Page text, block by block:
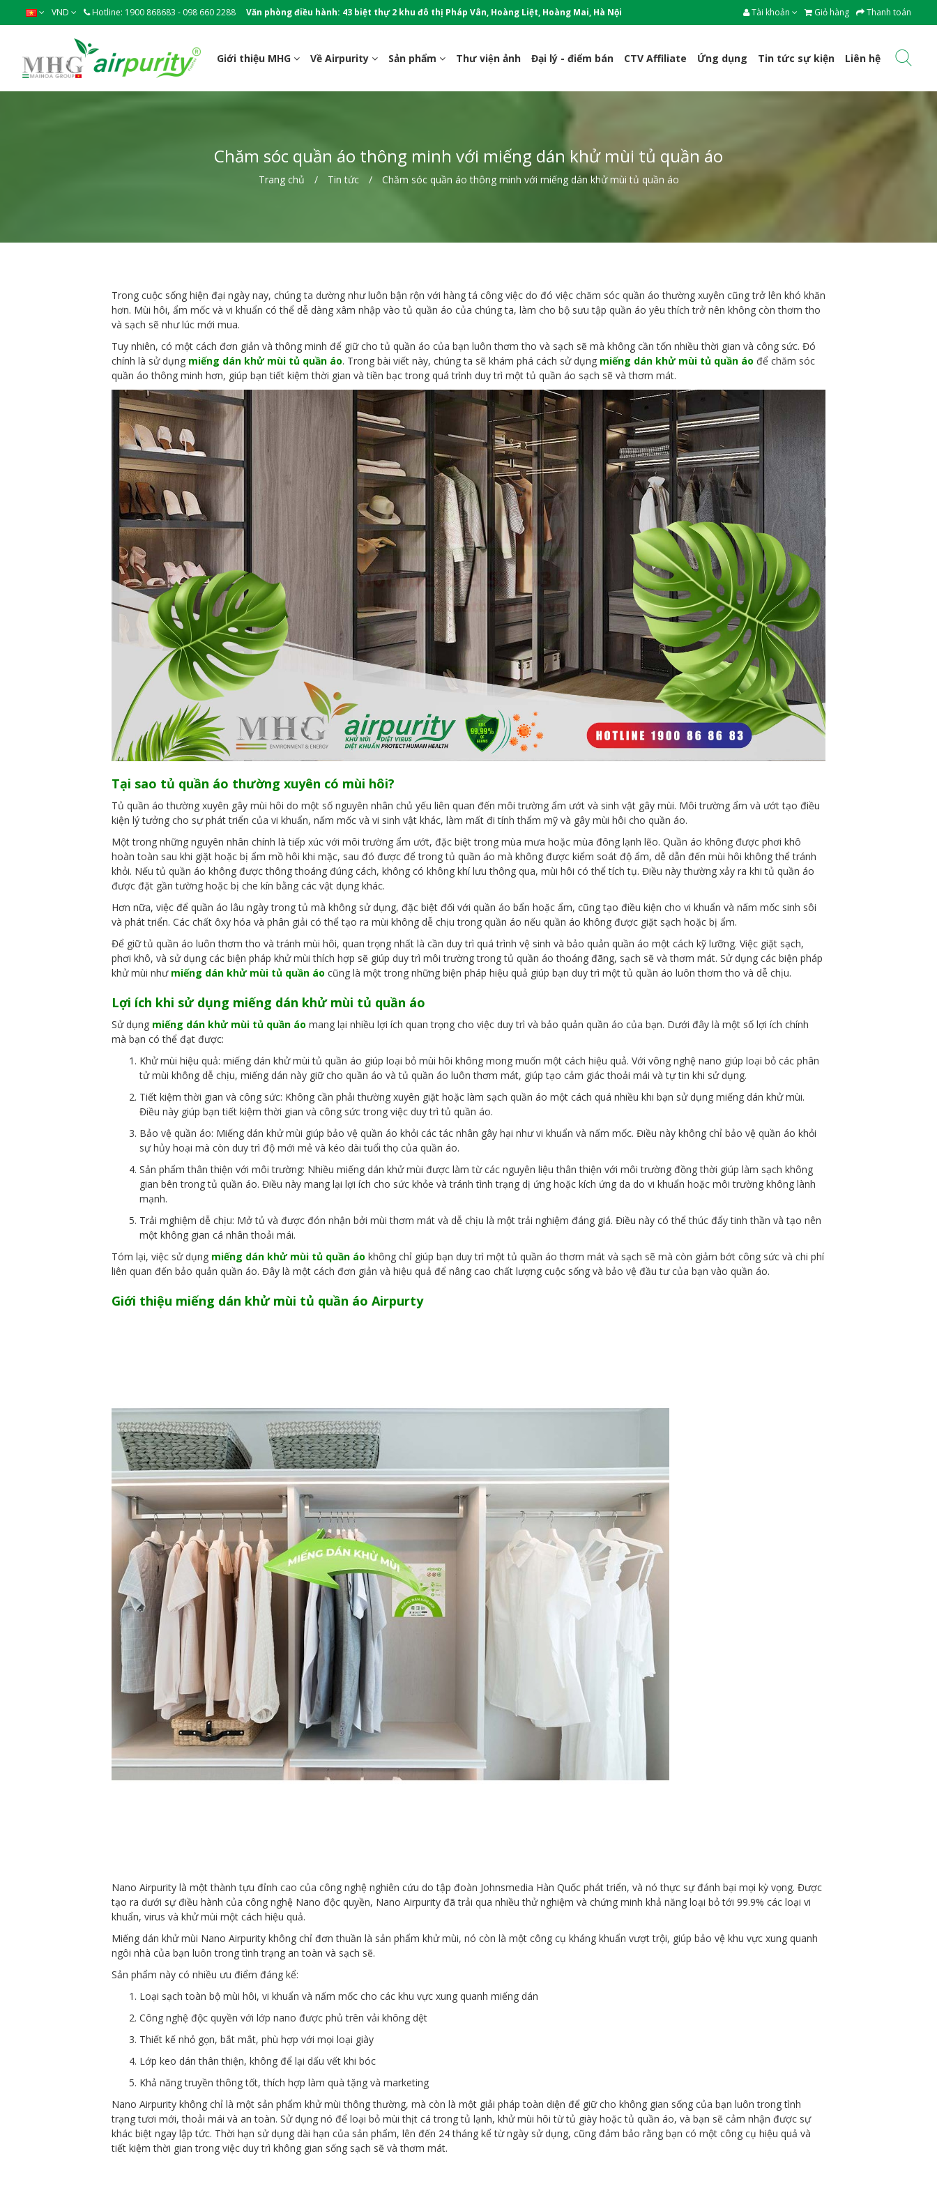
VND Hotline: 1900 868683 - 098 660 2288 Văn phòng điều hành: 43 biệt thự 2 khu đô thị Pháp Vân, Hoàng Liệt, Hoàng Mai, Hà Nội Tài khoản Giỏ hàng Thanh toán
Giới thiệu MHG Về Airpurity Sản phẩm Thư viện ảnh Đại lý - điểm bán CTV Affiliate Ứng dụng Tin tức sự kiện Liên hệ
Chăm sóc quần áo thông minh với miếng dán khử mùi tủ quần áo
Trang chủ Tin tức Chăm sóc quần áo thông minh với miếng dán khử mùi tủ quần áo
Trong cuộc sống hiện đại ngày nay, chúng ta dường như luôn bận rộn với hàng tá công việc do đó việc chăm sóc quần áo thường xuyên cũng trở lên khó khăn
hơn. Mùi hôi, ẩm mốc và vi khuẩn có thể dễ dàng xâm nhập vào tủ quần áo của chúng ta, làm cho bộ sưu tập quần áo yêu thích trở nên không còn thơm tho
và sạch sẽ như lúc mới mua.
Tuy nhiên, có một cách đơn giản và thông minh để giữ cho tủ quần áo của bạn luôn thơm tho và sạch sẽ mà không cần tốn nhiều thời gian và công sức. Đó
chính là sử dụng miếng dán khử mùi tủ quần áo. Trong bài viết này, chúng ta sẽ khám phá cách sử dụng miếng dán khử mùi tủ quần áo để chăm sóc
quần áo thông minh hơn, giúp bạn tiết kiệm thời gian và tiền bạc trong quá trình duy trì một tủ quần áo sạch sẽ và thơm mát.
Tại sao tủ quần áo thường xuyên có mùi hôi?
Tủ quần áo thường xuyên gây mùi hôi do một số nguyên nhân chủ yếu liên quan đến môi trường ẩm ướt và sinh vật gây mùi. Môi trường ẩm và ướt tạo điều
kiện lý tưởng cho sự phát triển của vi khuẩn, nấm mốc và vi sinh vật khác, làm mất đi tính thẩm mỹ và gây mùi hôi cho quần áo.
Một trong những nguyên nhân chính là tiếp xúc với môi trường ẩm ướt, đặc biệt trong mùa mưa hoặc mùa đông lạnh lẽo. Quần áo không được phơi khô
hoàn toàn sau khi giặt hoặc bị ẩm mồ hôi khi mặc, sau đó được để trong tủ quần áo mà không được kiểm soát độ ẩm, dễ dẫn đến mùi hôi không thể tránh
khỏi. Nếu tủ quần áo không được thông thoáng đúng cách, không có không khí lưu thông qua, mùi hôi có thể tích tụ. Điều này thường xảy ra khi tủ quần áo
được đặt gần tường hoặc bị che kín bằng các vật dụng khác.
Hơn nữa, việc để quần áo lâu ngày trong tủ mà không sử dụng, đặc biệt đối với quần áo bẩn hoặc ẩm, cũng tạo điều kiện cho vi khuẩn và nấm mốc sinh sôi
và phát triển. Các chất ôxy hóa và phân giải có thể tạo ra mùi không dễ chịu trong quần áo nếu quần áo không được giặt sạch hoặc bị ẩm.
Để giữ tủ quần áo luôn thơm tho và tránh mùi hôi, quan trọng nhất là cần duy trì quá trình vệ sinh và bảo quản quần áo một cách kỹ lưỡng. Việc giặt sạch,
phơi khô, và sử dụng các biện pháp khử mùi thích hợp sẽ giúp duy trì môi trường trong tủ quần áo thoáng đãng, sạch sẽ và thơm mát. Sử dụng các biện pháp
khử mùi như miếng dán khử mùi tủ quần áo cũng là một trong những biện pháp hiệu quả giúp bạn duy trì một tủ quần áo luôn thơm tho và dễ chịu.
Lợi ích khi sử dụng miếng dán khử mùi tủ quần áo
Sử dụng miếng dán khử mùi tủ quần áo mang lại nhiều lợi ích quan trọng cho việc duy trì và bảo quản quần áo của bạn. Dưới đây là một số lợi ích chính
mà bạn có thể đạt được:
Khử mùi hiệu quả: miếng dán khử mùi tủ quần áo giúp loại bỏ mùi hôi không mong muốn một cách hiệu quả. Với vông nghệ nano giúp loại bỏ các phân
tử mùi không dễ chịu, miếng dán này giữ cho quần áo và tủ quần áo luôn thơm mát, giúp tạo cảm giác thoải mái và tự tin khi sử dụng.
Tiết kiệm thời gian và công sức: Không cần phải thường xuyên giặt hoặc làm sạch quần áo một cách quá nhiều khi bạn sử dụng miếng dán khử mùi.
Điều này giúp bạn tiết kiệm thời gian và công sức trong việc duy trì tủ quần áo.
Bảo vệ quần áo: Miếng dán khử mùi giúp bảo vệ quần áo khỏi các tác nhân gây hại như vi khuẩn và nấm mốc. Điều này không chỉ bảo vệ quần áo khỏi
sự hủy hoại mà còn duy trì độ mới mẻ và kéo dài tuổi thọ của quần áo.
Sản phẩm thân thiện với môi trường: Nhiều miếng dán khử mùi được làm từ các nguyên liệu thân thiện với môi trường đồng thời giúp làm sạch không
gian bên trong tủ quần áo. Điều này mang lại lợi ích cho sức khỏe và tránh tình trạng dị ứng hoặc kích ứng da do vi khuẩn hoặc môi trường không lành
mạnh.
Trải mghiệm dễ chịu: Mở tủ và được đón nhận bởi mùi thơm mát và dễ chịu là một trải nghiệm đáng giá. Điều này có thể thúc đẩy tinh thần và tạo nên
một không gian cá nhân thoải mái.
Tóm lại, việc sử dụng miếng dán khử mùi tủ quần áo không chỉ giúp bạn duy trì một tủ quần áo thơm mát và sạch sẽ mà còn giảm bớt công sức và chi phí
liên quan đến bảo quản quần áo. Đây là một cách đơn giản và hiệu quả để nâng cao chất lượng cuộc sống và bảo vệ đầu tư của bạn vào quần áo.
Giới thiệu miếng dán khử mùi tủ quần áo Airpurty
Nano Airpurity là một thành tựu đỉnh cao của công nghệ nghiên cứu do tập đoàn Johnsmedia Hàn Quốc phát triển, và nó thực sự đánh bại mọi kỳ vọng. Được
tạo ra dưới sự điều hành của công nghệ Nano độc quyền, Nano Airpurity đã trải qua nhiều thử nghiệm và chứng minh khả năng loại bỏ tới 99.9% các loại vi
khuẩn, virus và khử mùi một cách hiệu quả.
Miếng dán khử mùi Nano Airpurity không chỉ đơn thuần là sản phẩm khử mùi, nó còn là một công cụ kháng khuẩn vượt trội, giúp bảo vệ khu vực xung quanh
ngôi nhà của bạn luôn trong tình trạng an toàn và sạch sẽ.
Sản phẩm này có nhiều ưu điểm đáng kể:
Loại sạch toàn bộ mùi hôi, vi khuẩn và nấm mốc cho các khu vực xung quanh miếng dán
Công nghệ độc quyền với lớp nano được phủ trên vải không dệt
Thiết kế nhỏ gọn, bắt mắt, phù hợp với mọi loại giày
Lớp keo dán thân thiện, không để lại dấu vết khi bóc
Khả năng truyền thông tốt, thích hợp làm quà tặng và marketing
Nano Airpurity không chỉ là một sản phẩm khử mùi thông thường, mà còn là một giải pháp toàn diện để giữ cho không gian sống của bạn luôn trong tình
trạng tươi mới, thoải mái và an toàn. Sử dụng nó để loại bỏ mùi thịt cá trong tủ lạnh, khử mùi hôi từ tủ giày hoặc tủ quần áo, và bạn sẽ cảm nhận được sự
khác biệt ngay lập tức. Thời hạn sử dụng dài hạn của sản phẩm, lên đến 24 tháng kể từ ngày sử dụng, cũng đảm bảo rằng bạn có một công cụ hiệu quả và
tiết kiệm thời gian trong việc duy trì không gian sống sạch sẽ và thơm mát.